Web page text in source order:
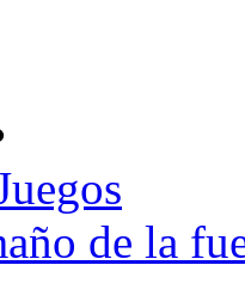
de la